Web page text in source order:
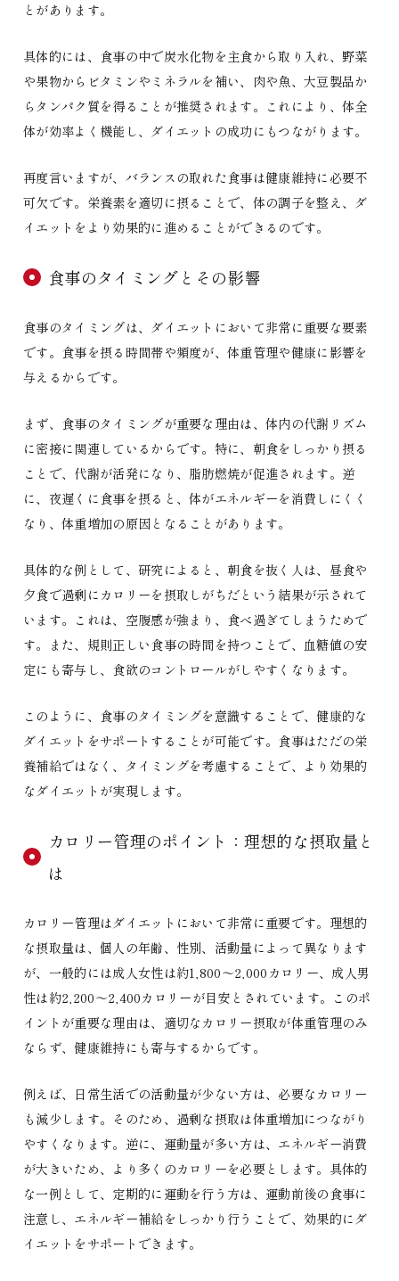
とがあります。
具体的には、食事の中で炭水化物を主食から取り入れ、野菜
や果物からビタミンやミネラルを補い、肉や魚、大豆製品か
らタンパク質を得ることが推奨されます。これにより、体全
体が効率よく機能し、ダイエットの成功にもつながります。
再度言いますが、バランスの取れた食事は健康維持に必要不
可欠です。栄養素を適切に摂ることで、体の調子を整え、ダ
イエットをより効果的に進めることができるのです。
食事のタイミングとその影響
食事のタイミングは、ダイエットにおいて非常に重要な要素
です。食事を摂る時間帯や頻度が、体重管理や健康に影響を
与えるからです。
まず、食事のタイミングが重要な理由は、体内の代謝リズム
に密接に関連しているからです。特に、朝食をしっかり摂る
ことで、代謝が活発になり、脂肪燃焼が促進されます。逆
に、夜遅くに食事を摂ると、体がエネルギーを消費しにくく
なり、体重増加の原因となることがあります。
具体的な例として、研究によると、朝食を抜く人は、昼食や
夕食で過剰にカロリーを摂取しがちだという結果が示されて
います。これは、空腹感が強まり、食べ過ぎてしまうためで
す。また、規則正しい食事の時間を持つことで、血糖値の安
定にも寄与し、食欲のコントロールがしやすくなります。
このように、食事のタイミングを意識することで、健康的な
ダイエットをサポートすることが可能です。食事はただの栄
養補給ではなく、タイミングを考慮することで、より効果的
なダイエットが実現します。
カロリー管理のポイント：理想的な摂取量と
は
カロリー管理はダイエットにおいて非常に重要です。理想的
な摂取量は、個人の年齢、性別、活動量によって異なります
が、一般的には成人女性は約1,800〜2,000カロリー、成人男
性は約2,200〜2,400カロリーが目安とされています。このポ
イントが重要な理由は、適切なカロリー摂取が体重管理のみ
ならず、健康維持にも寄与するからです。
例えば、日常生活での活動量が少ない方は、必要なカロリー
も減少します。そのため、過剰な摂取は体重増加につながり
やすくなります。逆に、運動量が多い方は、エネルギー消費
が大きいため、より多くのカロリーを必要とします。具体的
な一例として、定期的に運動を行う方は、運動前後の食事に
注意し、エネルギー補給をしっかり行うことで、効果的にダ
イエットをサポートできます。